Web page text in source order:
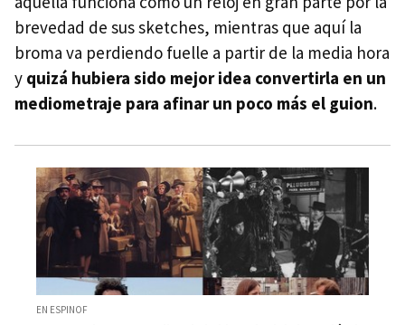
brevedad de sus sketches, mientras que aquí la
broma va perdiendo fuelle a partir de la media hora
y quizá hubiera sido mejor idea convertirla en un
mediometraje para afinar un poco más el guion.
EN ESPINOF